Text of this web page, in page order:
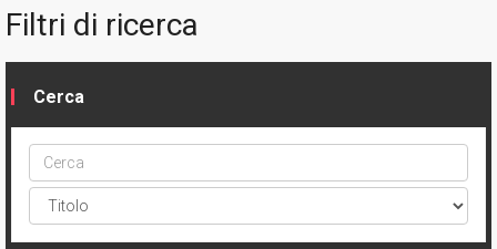
Filtri di ricerca
Cerca
Cerca
ptype